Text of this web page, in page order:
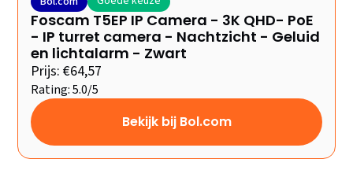
Foscam T5EP IP Camera - 3K QHD- PoE
- IP turret camera - Nachtzicht - Geluid
en lichtalarm - Zwart
Prijs: €64,57
Rating: 5.0/5
Bekijk bij Bol.com